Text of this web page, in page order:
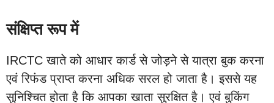
संक्षिप्त रूप में
IRCTC खाते को आधार कार्ड से जोड़ने से यात्रा बुक करना
एवं रिफंड प्राप्त करना अधिक सरल हो जाता है। इससे यह
सुनिश्चित होता है कि आपका खाता सुरक्षित है। एवं बुकिंग